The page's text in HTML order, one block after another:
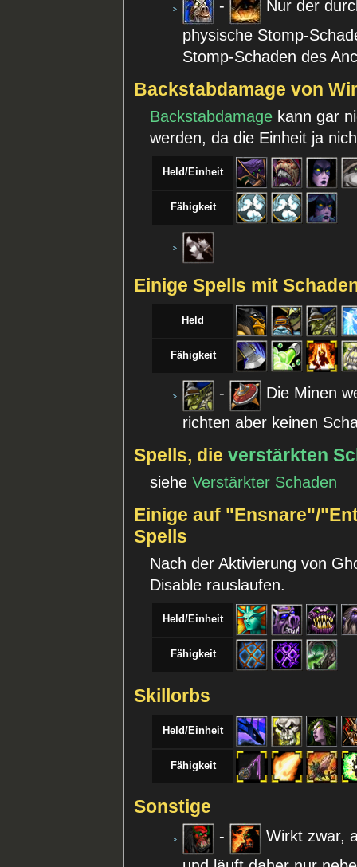
-
Nur der
physische Stomp-
Stomp-Schaden des
Backstabdamage von
Backstabdamage kann gar
werden, da die Einheit ja
Held/Einheit
Fähigkeit
Einige Spells mit
Held
Fähigkeit
-
Die Minen
richten aber keinen
Spells, dieverstärkten
sieheVerstärkter Schaden
Einige auf "Ensnare"/
Spells
Nach der Aktivierung von
Disable rauslaufen.
Held/Einheit
Fähigkeit
Skillorbs
Held/Einheit
Fähigkeit
Sonstige
-
Wirkt zwar,